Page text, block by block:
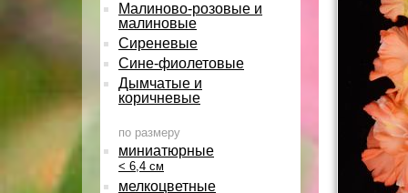
Малиново-розовые и
малиновые
Сиреневые
Сине-фиолетовые
Дымчатые и
коричневые
по размеру
миниатюрные
< 6,4 см
мелкоцветные